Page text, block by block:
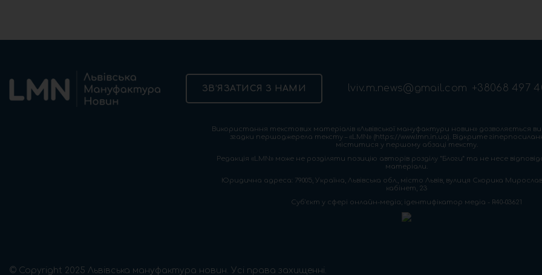
ЗВ’ЯЗАТИСЯ З НАМИ lviv.m.news@gmail.com +38068 497
Використання текстових матеріалів «Львівської мануфактури новин» дозволяється
згадки першоджерела тексту – «LMN» (https://www.lmn.in.ua). Відкрите
міститися у першому абзаці тексту.
Редакція «LMN» може не розділяти позицію авторів розділу “Блоги” та не несе
матеріали.
Юридична адреса: 79005, Україна, Львівська обл., місто Львів, вулиця Скорика
кабінет, 23
Cуб'єкт у сфері онлайн-медіа; ідентифікатор медіа - R40-03621
© Copyright 2025 Львівська мануфактура новин. Усі права захищенні.